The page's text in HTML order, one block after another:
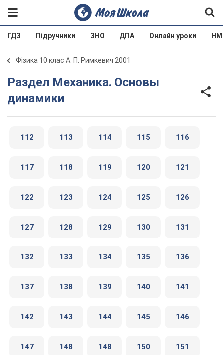
ГДЗ Підручники ЗНО ДПА Онлайн уроки
Фізика 10 клас А. П. Римкевич 2001
Раздел Механика. Основы
динамики
112 113 114 115 116
117 118 119 120 121
122 123 124 125 126
127 128 129 130 131
132 133 134 135 136
137 138 139 140 141
142 143 144 145 146
147 148 148 150 151